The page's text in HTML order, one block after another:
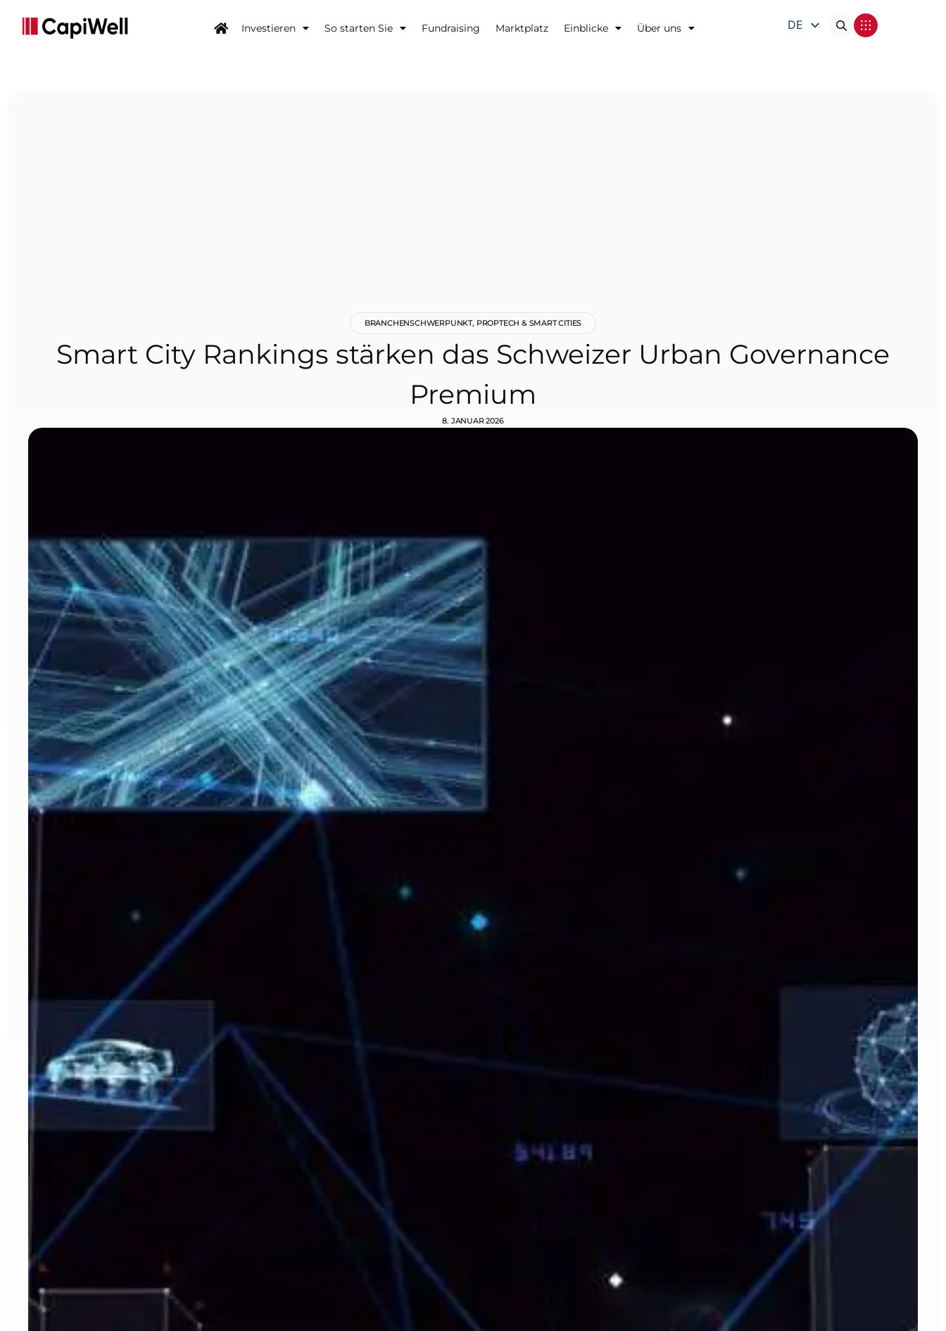
Investieren So starten Sie Fundraising Marktplatz Einblicke Über uns
DE
BRANCHENSCHWERPUNKT, PROPTECH & SMART CITIES
Smart City Rankings stärken das Schweizer Urban Governance
Premium
8. JANUAR 2026